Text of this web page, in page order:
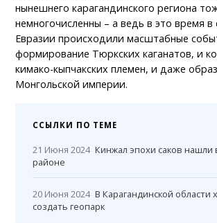
нынешнего карагандинского региона
немногочисленны – а ведь в это время в
Евразии происходили масштабные
формирование Тюркских каганатов, и
кимако-кыпчакских племен, и даже
Монгольской империи.
ССЫЛКИ ПО ТЕМЕ
21 Июня 2024 Кинжал эпохи саков нашли
районе
20 Июня 2024 В Карагандинской области
создать геопарк